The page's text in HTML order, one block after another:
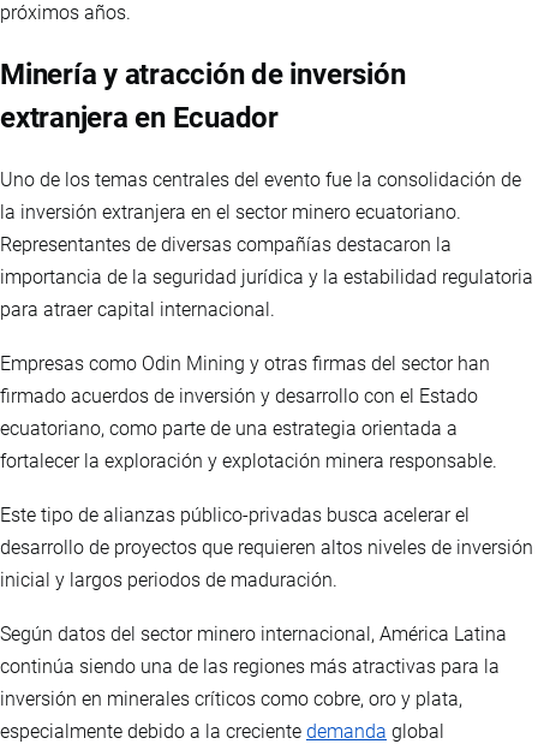
próximos años.
Minería y atracción de inversión
extranjera en Ecuador
Uno de los temas centrales del evento fue la consolidación de
la inversión extranjera en el sector minero ecuatoriano.
Representantes de diversas compañías destacaron la
importancia de la seguridad jurídica y la estabilidad regulatoria
para atraer capital internacional.
Empresas como Odin Mining y otras firmas del sector han
firmado acuerdos de inversión y desarrollo con el Estado
ecuatoriano, como parte de una estrategia orientada a
fortalecer la exploración y explotación minera responsable.
Este tipo de alianzas público-privadas busca acelerar el
desarrollo de proyectos que requieren altos niveles de inversión
inicial y largos periodos de maduración.
Según datos del sector minero internacional, América Latina
continúa siendo una de las regiones más atractivas para la
inversión en minerales críticos como cobre, oro y plata,
especialmente debido a la creciente demanda global